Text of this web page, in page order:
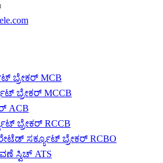
ಬ್ರೇಕರ್ MCB
ಬ್ರೇಕರ್ MCCB
ACB
ಬ್ರೇಕರ್ RCCB
ಸರ್ಕ್ಯೂಟ್ ಬ್ರೇಕರ್ RCBO
ಸ್ವಿಚ್ ATS